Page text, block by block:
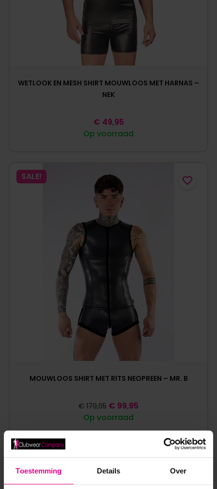
Toestemming Details Over
WETLOOK EN MESH SHIRT MOUWLOOS MET HARNAS –
NEK
Op voorraad
€ 49,95
SALE!
MOUWLOOS SHIRT MET RITS NEOPREEN – MR. B
Op voorraad
€ 179,95 € 99,95